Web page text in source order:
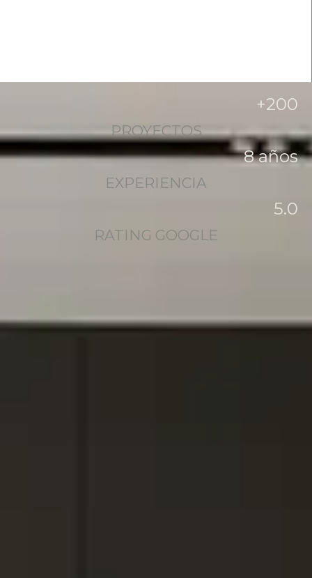
PROYECTOS
+200
EXPERIENCIA
8 años
RATING GOOGLE
5.0